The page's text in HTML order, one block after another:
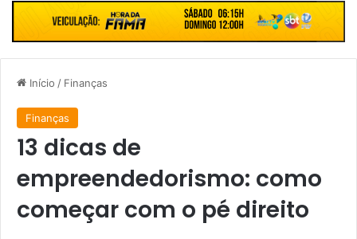
Início / Finanças
Finanças
13 dicas de
empreendedorismo: como
começar com o pé direito